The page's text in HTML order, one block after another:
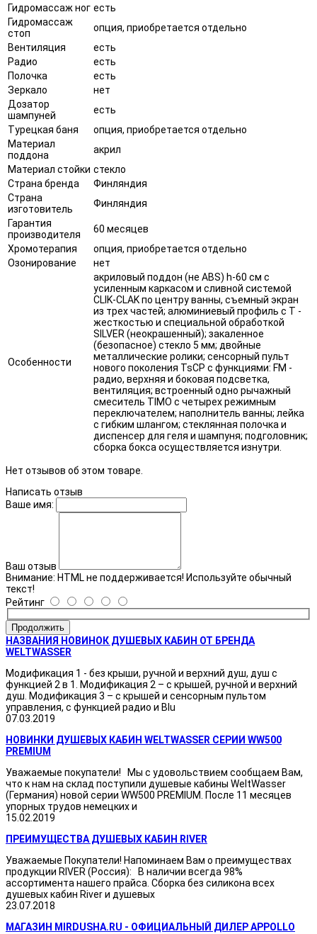
Гидромассаж ног есть
Гидромассаж
стоп
опция, приобретается отдельно
Вентиляция
есть
Радио
есть
Полочка
есть
Зеркало
нет
Дозатор
шампуней
есть
Турецкая баня
опция, приобретается отдельно
Материал
поддона
акрил
Материал стойки стекло
Страна бренда
Финляндия
Страна
изготовитель
Финляндия
Гарантия
производителя
60 месяцев
Хромотерапия
опция, приобретается отдельно
Озонирование
нет
Особенности
акриловый поддон (не ABS) h-60 см с
усиленным каркасом и сливной системой
CLIK-CLAK по центру ванны, съемный экран
из трех частей; алюминиевый профиль с T -
жесткостью и специальной обработкой
SILVER (неокрашенный); закаленное
(безопасное) стекло 5 мм; двойные
металлические ролики; сенсорный пульт
нового поколения TsCP с функциями: FM -
радио, верхняя и боковая подсветка,
вентиляция; встроенный одно рычажный
смеситель TIMO с четырех режимным
переключателем; наполнитель ванны; лейка
с гибким шлангом; стеклянная полочка и
диспенсер для геля и шампуня; подголовник;
сборка бокса осуществляется изнутри.
Нет отзывов об этом товаре.
Написать отзыв
Ваше имя:
Ваш отзыв
Внимание: HTML не поддерживается! Используйте обычный
текст!
Рейтинг
Продолжить
НАЗВАНИЯ НОВИНОК ДУШЕВЫХ КАБИН ОТ БРЕНДА
WELTWASSER
Модификация 1 - без крыши, ручной и верхний душ, душ с
функцией 2 в 1. Модификация 2 – с крышей, ручной и верхний
душ. Модификация 3 – с крышей и сенсорным пультом
управления, с функцией радио и Blu
07.03.2019
НОВИНКИ ДУШЕВЫХ КАБИН WELTWASSER СЕРИИ WW500
PREMIUM
Уважаемые покупатели! Мы с удовольствием сообщаем Вам,
что к нам на склад поступили душевые кабины WeltWasser
(Германия) новой серии WW500 PREMIUM. После 11 месяцев
упорных трудов немецких и
15.02.2019
ПРЕИМУЩЕСТВА ДУШЕВЫХ КАБИН RIVER
Уважаемые Покупатели! Напоминаем Вам о преимуществах
продукции RIVER (Россия): В наличии всегда 98%
ассортимента нашего прайса. Сборка без силикона всех
душевых кабин River и душевых
23.07.2018
МАГАЗИН MIRDUSHA.RU - ОФИЦИАЛЬНЫЙ ДИЛЕР APPOLLO